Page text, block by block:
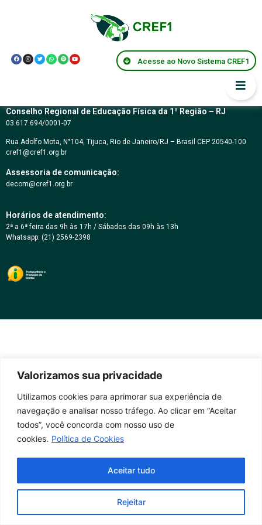
Valorizamos sua privacidade
Utilizamos cookies para aprimorar sua experiência de
navegação e analisar nosso tráfego. Ao clicar em “Aceitar
todos”, você concorda com nosso uso de
cookies. Política de Cookies
Rejeitar
Aceitar tudo
Acesse ao Novo Sistema CREF1
Resolução CREF1
030/2004
Conselho Regional de Educação Física da 1ª Região – RJ
03.617.694/0001-07
Rua Adolfo Mota, N°104, Tijuca, Rio de Janeiro/RJ – Brasil CEP 20540-100
cref1@cref1.org.br
Assessoria de comunicação:
decom@cref1.org.br
Horários de atendimento:
2ª a 6ª feira das 9h às 17h / Sábados das 09h às 13h
Whatsapp: (21) 2569-2398